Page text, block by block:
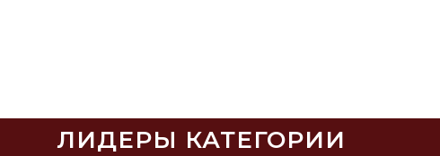
ЛИДЕРЫ КАТЕГОРИИ